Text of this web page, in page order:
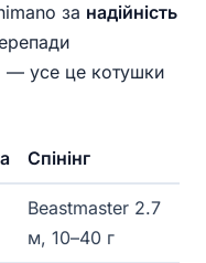
за надійність
— усе це котушки
Спінінг
Beastmaster 2.7
м, 10–40 г